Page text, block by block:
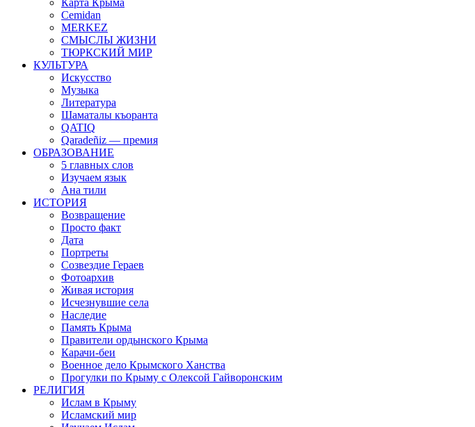
Карта Крыма
Cemidan
МERKEZ
СМЫСЛЫ ЖИЗНИ
ТЮРКСКИЙ МИР
КУЛЬТУРА
Искусство
Музыка
Литература
Шаматалы къоранта
QATIQ
Qaradeñiz — премия
ОБРАЗОВАНИЕ
5 главных слов
Изучаем язык
Ана тили
ИСТОРИЯ
Возвращение
Просто факт
Дата
Портреты
Созвездие Гераев
Фотоархив
Живая история
Исчезнувшие села
Наследие
Память Крыма
Правители ордынского Крыма
Карачи-беи
Военное дело Крымского Ханства
Прогулки по Крыму с Олексой Гайворонским
РЕЛИГИЯ
Ислам в Крыму
Исламский мир